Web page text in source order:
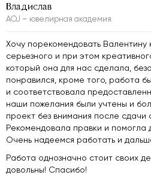
Владислав
AOJ – ювелирная академия
Хочу порекомендовать Валентину
серьезного и при этом
который она для нас сделала,
понравился, кроме того, работа
и соответствовала
наши пожелания были учтены и
проект без внимания после сдачи
Рекомендовала правки и помогла
Очень надеемся работать и
Работа однозначно стоит своих
довольны! Спасибо!